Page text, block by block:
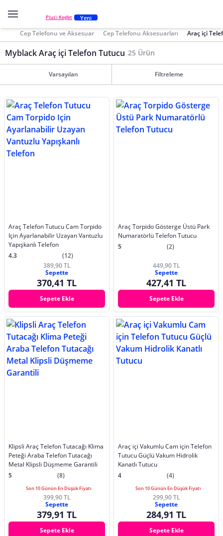
Plus'ı Keşfet Yeni
Cep Telefonu ve Aksesuar Cep Telefonu Aksesuarları Araç içi
Myblack Araç içi Telefon Tutucu 25 Ürün
Varsayılan Filtreleme
Araç Telefon Tutucu Cam Torpido
Için Ayarlanabilir Uzayan Vantuzlu
Yapışkanlı Telefon
4.3
(12)
389,90 TL
Sepette
370,41 TL
Sepete Ekle
Araç Torpido Gösterge Üstü Park
Numaratörlü Telefon Tutucu
5
(2)
449,90 TL
Sepette
427,41 TL
Sepete Ekle
Klipsli Araç Telefon Tutacağı Klima
Peteği Araba Telefon Tutacağı
Metal Klipsli Düşmeme Garantili
5
(8)
Son 10 Günün En Düşük Fiyatı
399,90 TL
Sepette
379,91 TL
Sepete Ekle
Araç içi Vakumlu Cam için Telefon
Tutucu Güçlü Vakum Hidrolik
Kanatlı Tutucu
4
(4)
Son 10 Günün En Düşük Fiyatı
299,90 TL
Sepette
284,91 TL
Sepete Ekle